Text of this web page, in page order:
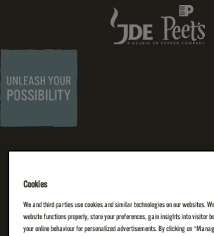
Cookies
We and third parties use cookies and similar technologies on our websites.
website functions properly, store your preferences, gain insights into visitor
your online behaviour for personalized advertisements. By clicking on